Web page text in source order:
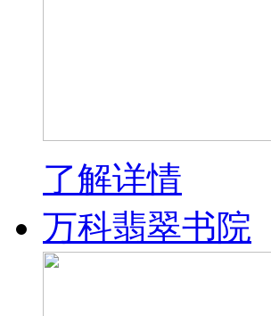
了解详情
万科翡翠书院